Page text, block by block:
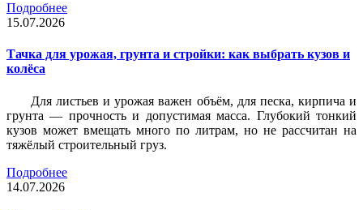
Подробнее
15.07.2026
Тачка для урожая, грунта и стройки: как выбрать кузов и
колёса
Для листьев и урожая важен объём, для песка, кирпича и
грунта — прочность и допустимая масса. Глубокий тонкий
кузов может вмещать много по литрам, но не рассчитан на
тяжёлый строительный груз.
Подробнее
14.07.2026